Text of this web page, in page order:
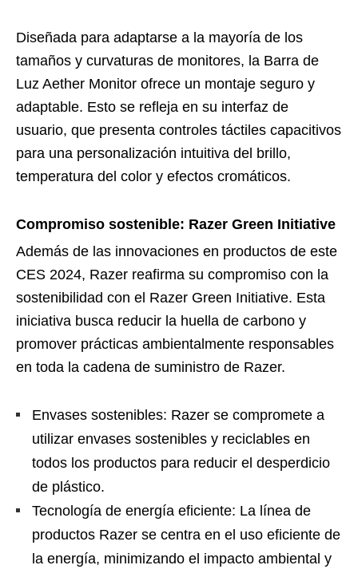
Diseñada para adaptarse a la mayoría de los
tamaños y curvaturas de monitores, la Barra de
Luz Aether Monitor ofrece un montaje seguro y
adaptable. Esto se refleja en su interfaz de
usuario, que presenta controles táctiles capacitivos
para una personalización intuitiva del brillo,
temperatura del color y efectos cromáticos.
Compromiso sostenible: Razer Green Initiative
Además de las innovaciones en productos de este
CES 2024, Razer reafirma su compromiso con la
sostenibilidad con el Razer Green Initiative. Esta
iniciativa busca reducir la huella de carbono y
promover prácticas ambientalmente responsables
en toda la cadena de suministro de Razer.
Envases sostenibles: Razer se compromete a
utilizar envases sostenibles y reciclables en
todos los productos para reducir el desperdicio
de plástico.
Tecnología de energía eficiente: La línea de
productos Razer se centra en el uso eficiente de
la energía, minimizando el impacto ambiental y